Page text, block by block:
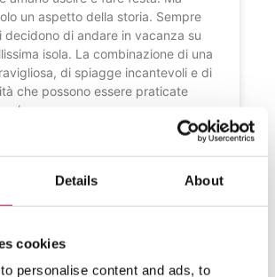
Details About
cookies
personalise content and ads, to
un aspetto della storia. Sempre
decidono di andare in vacanza su
isola. La combinazione di una
di spiagge incantevoli e di
che possono essere praticate